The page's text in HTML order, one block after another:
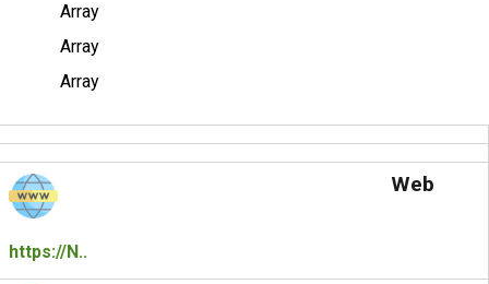
Array
Array
Array
Web
https://N..